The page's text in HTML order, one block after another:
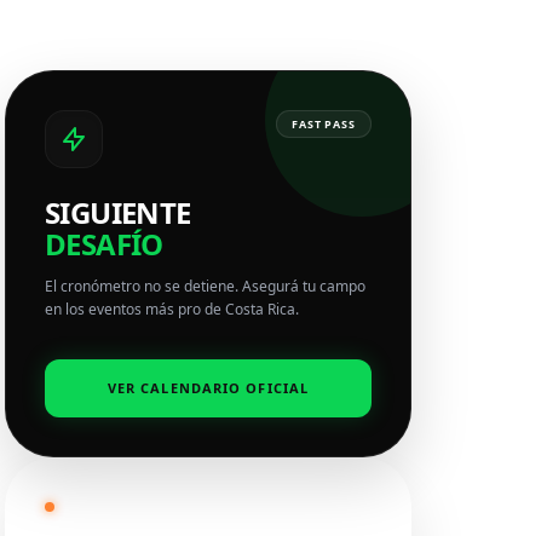
FAST PASS
SIGUIENTE
DESAFÍO
El cronómetro no se detiene. Asegurá tu campo
en los eventos más pro de Costa Rica.
VER CALENDARIO OFICIAL